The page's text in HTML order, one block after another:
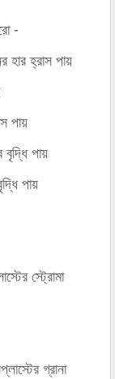
-
হার হ্রাস পায়
পায়
বৃদ্ধি পায়
পায়
স্ট্রোমা
গ্রানা